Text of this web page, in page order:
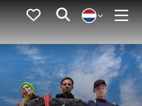
FavorietenZoeken